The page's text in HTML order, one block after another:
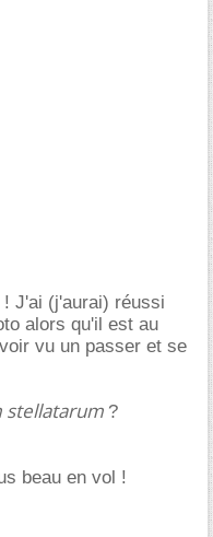
J'ai (j'aurai) réussi
alors qu'il est au
vu un passer et se
stellatarum ?
beau en vol !